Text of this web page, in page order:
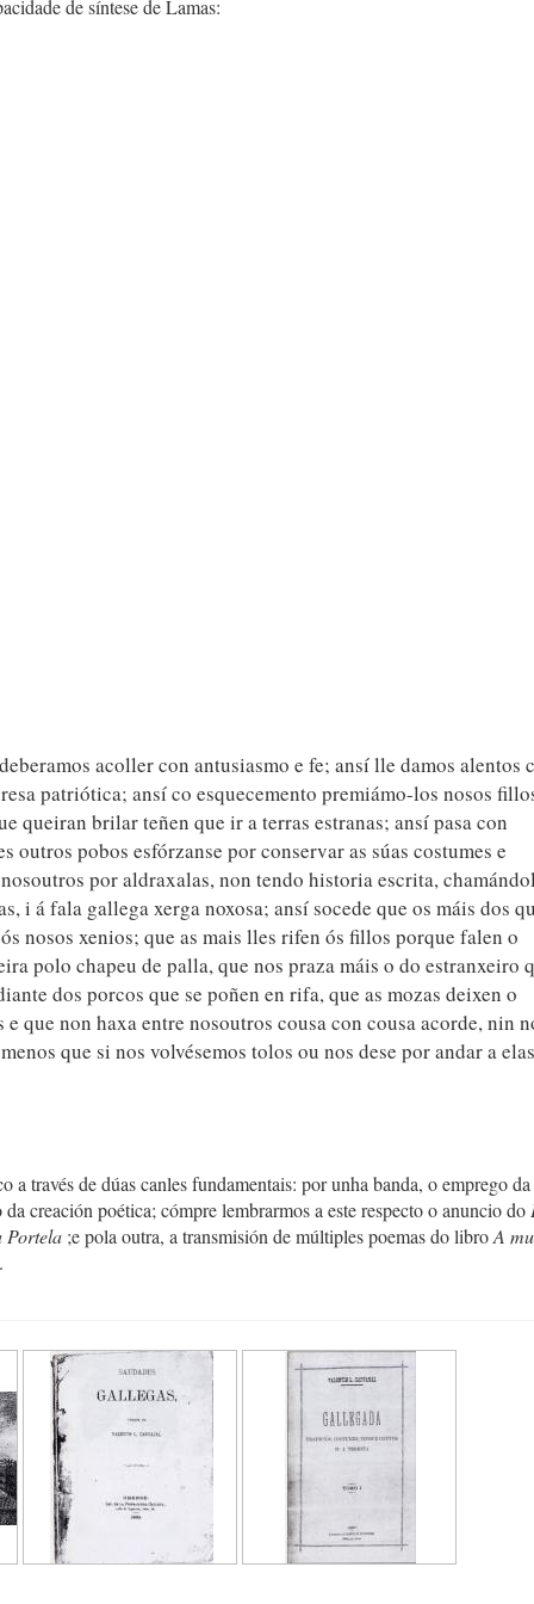
de síntese de Lamas:
acoller con antusiasmo e fe; ansí lle damos alentos
patriótica; ansí co esquecemento premiámo-los nosos
queiran brilar teñen que ir a terras estranas; ansí pasa con
outros pobos esfórzanse por conservar as súas costumes e
por aldraxalas, non tendo historia escrita,
i á fala gallega xerga noxosa; ansí socede que os máis dos
nosos xenios; que as mais lles rifen ós fillos porque falen o
polo chapeu de palla, que nos praza máis o do estranxeiro
dos porcos que se poñen en rifa, que as mozas deixen o
que non haxa entre nosoutros cousa con cousa acorde, nin
que si nos volvésemos tolos ou nos dese por andar a elas
través de dúas canles fundamentais: por unha banda, o emprego
creación poética; cómpre lembrarmos a este respecto o anuncio do
Portela ;e pola outra, a transmisión de múltiples poemas do libroA